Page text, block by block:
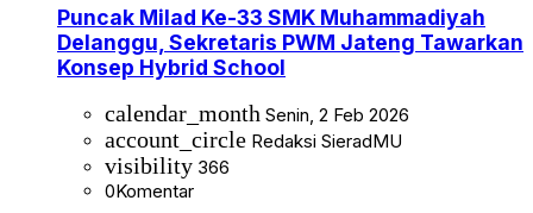
Puncak Milad Ke-33 SMK Muhammadiyah
Delanggu, Sekretaris PWM Jateng Tawarkan
Konsep Hybrid School
calendar_month Senin, 2 Feb 2026
account_circle Redaksi SieradMU
visibility 366
0Komentar